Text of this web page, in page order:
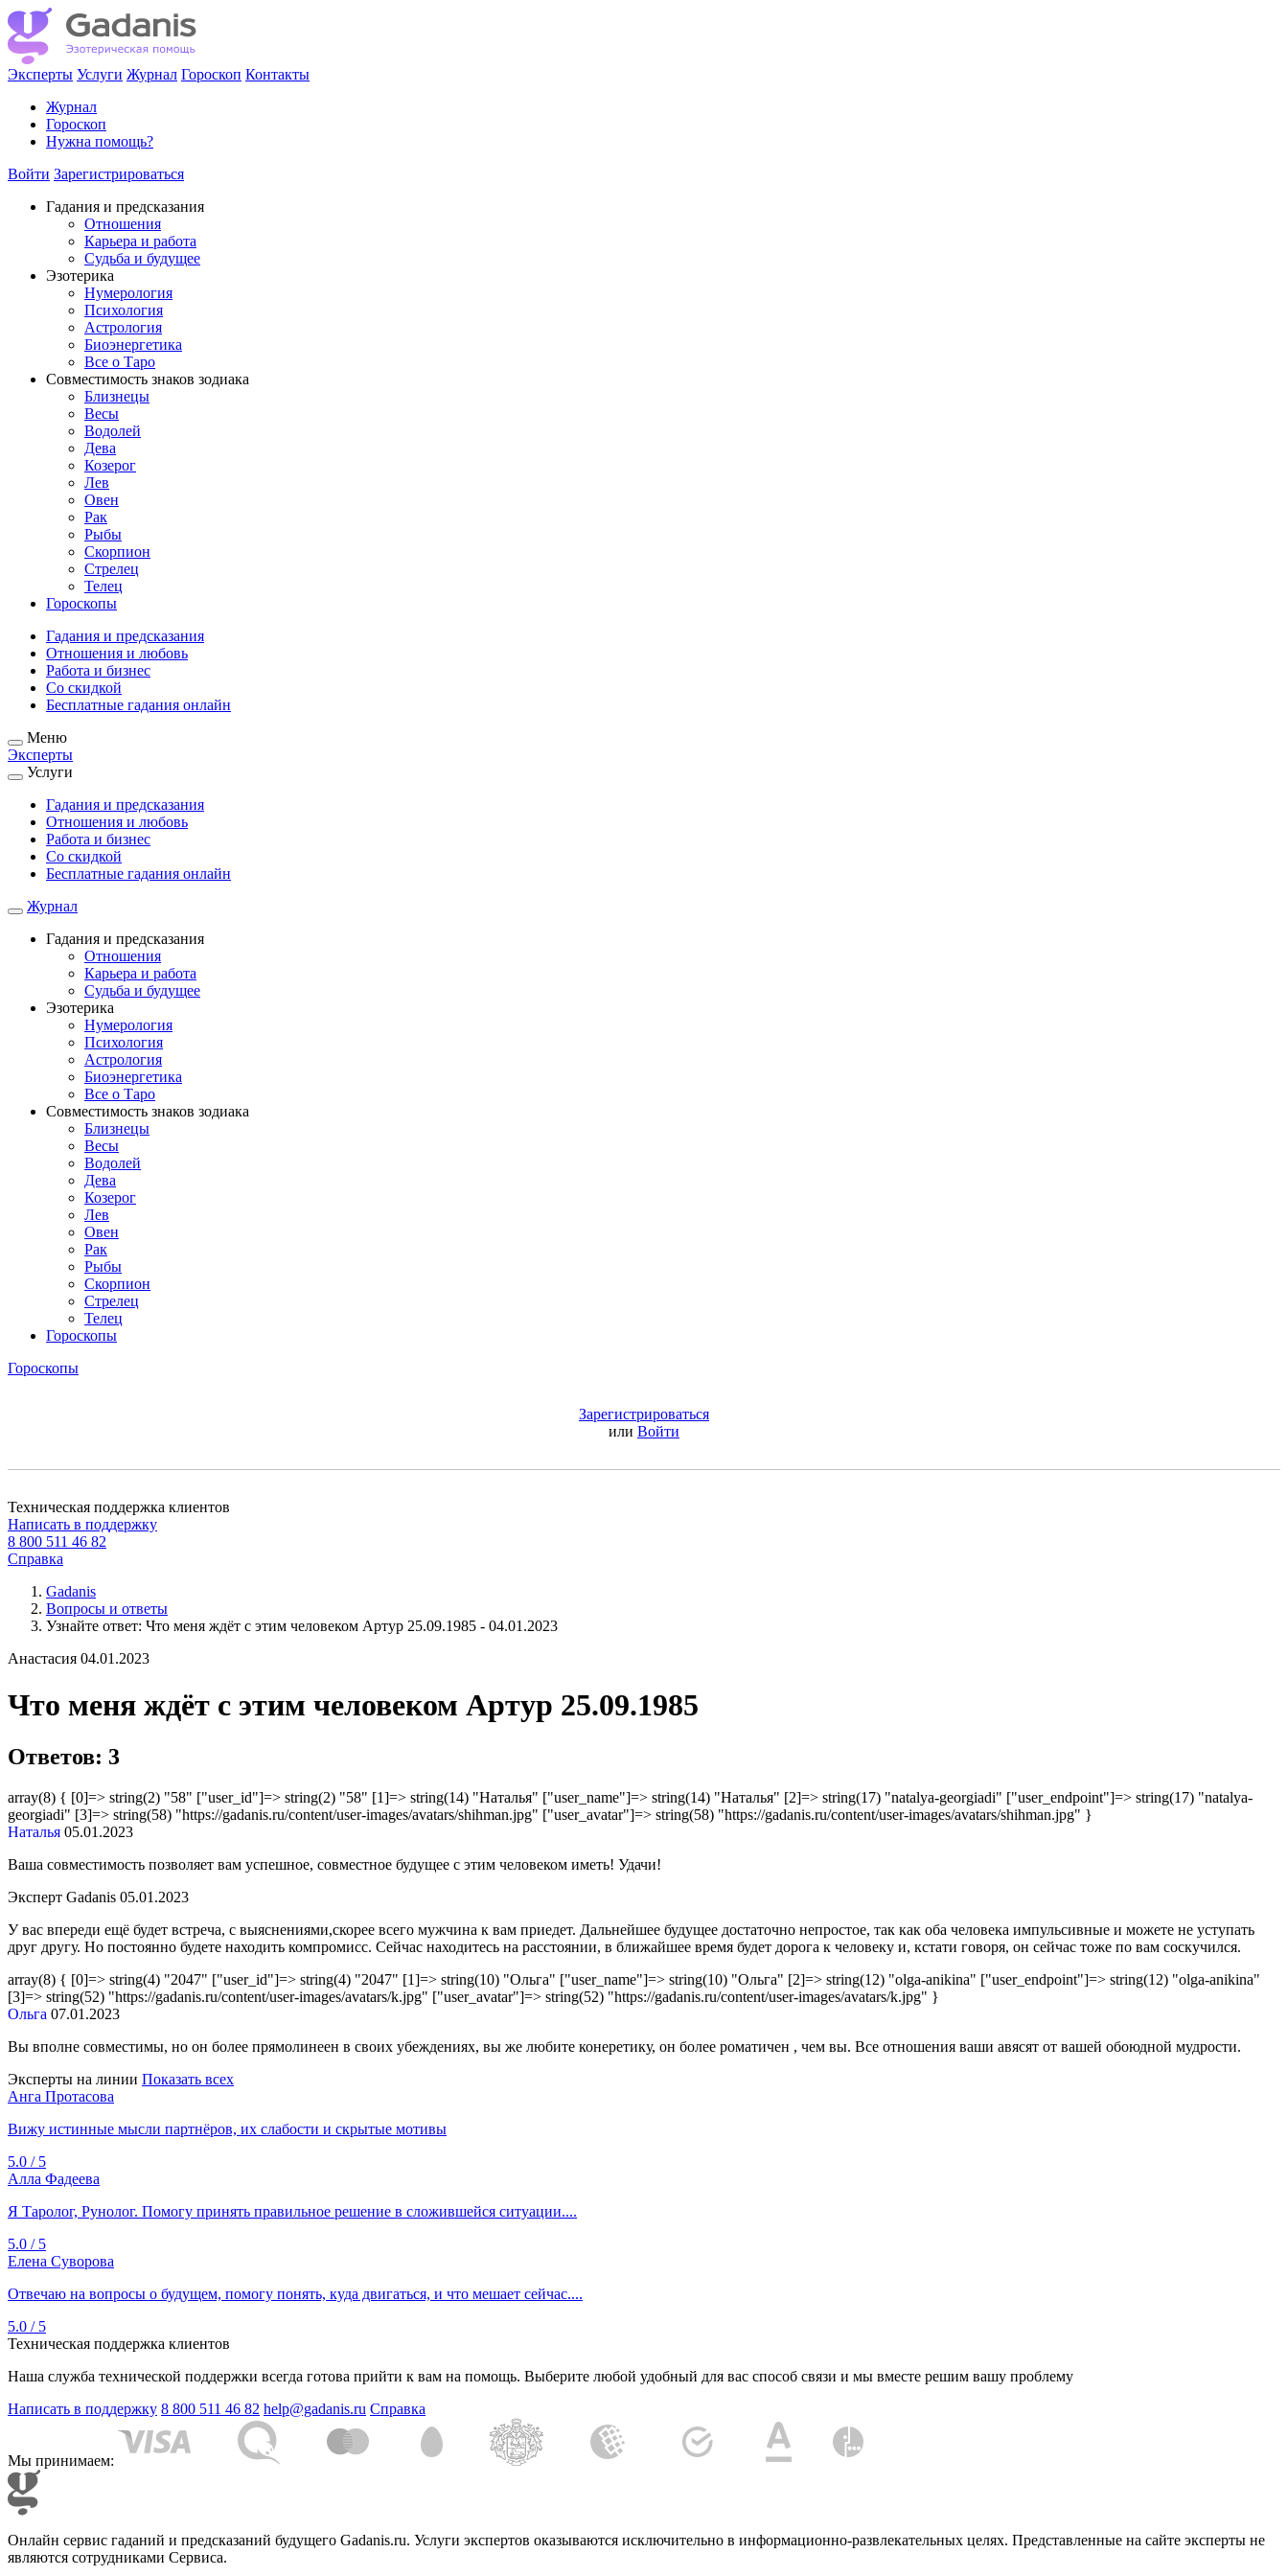
Эксперты Услуги Журнал Гороскоп Контакты
Журнал
Гороскоп
Нужна помощь?
Войти Зарегистрироваться
Гадания и предсказания
Отношения
Карьера и работа
Cудьба и будущее
Эзотерика
Нумерология
Психология
Астрология
Биоэнергетика
Все о Таро
Совместимость знаков зодиака
Близнецы
Весы
Водолей
Дева
Козерог
Лев
Овен
Рак
Рыбы
Скорпион
Стрелец
Телец
Гороскопы
Гадания и предсказания
Отношения и любовь
Работа и бизнес
Со скидкой
Бесплатные гадания онлайн
Меню
Эксперты
Услуги
Гадания и предсказания
Отношения и любовь
Работа и бизнес
Со скидкой
Бесплатные гадания онлайн
Журнал
Гадания и предсказания
Отношения
Карьера и работа
Cудьба и будущее
Эзотерика
Нумерология
Психология
Астрология
Биоэнергетика
Все о Таро
Совместимость знаков зодиака
Близнецы
Весы
Водолей
Дева
Козерог
Лев
Овен
Рак
Рыбы
Скорпион
Стрелец
Телец
Гороскопы
Гороскопы
Зарегистрироваться
или Войти
Техническая поддержка клиентов
Написать в поддержку
8 800 511 46 82
Справка
Gadanis
Вопросы и ответы
Узнайте ответ: Что меня ждёт с этим человеком Артур 25.09.1985 - 04.01.2023
Анастасия 04.01.2023
Что меня ждёт с этим человеком Артур 25.09.1985
Ответов: 3
array(8) { [0]=> string(2) "58" ["user_id"]=> string(2) "58" [1]=> string(14) "Наталья" ["user_name"]=> string(14) "Наталья" [2]=> string(17) "natalya-georgiadi" ["user_endpoint"]=> string(17) "natalya-
georgiadi" [3]=> string(58) "https://gadanis.ru/content/user-images/avatars/shihman.jpg" ["user_avatar"]=> string(58) "https://gadanis.ru/content/user-images/avatars/shihman.jpg" }
Наталья 05.01.2023
Ваша совместимость позволяет вам успешное, совместное будущее с этим человеком иметь! Удачи!
Эксперт Gadanis 05.01.2023
У вас впереди ещё будет встреча, с выяснениями,скорее всего мужчина к вам приедет. Дальнейшее будущее достаточно непростое, так как оба человека импульсивные и можете не уступать
друг другу. Но постоянно будете находить компромисс. Сейчас находитесь на расстоянии, в ближайшее время будет дорога к человеку и, кстати говоря, он сейчас тоже по вам соскучился.
array(8) { [0]=> string(4) "2047" ["user_id"]=> string(4) "2047" [1]=> string(10) "Ольга" ["user_name"]=> string(10) "Ольга" [2]=> string(12) "olga-anikina" ["user_endpoint"]=> string(12) "olga-anikina"
[3]=> string(52) "https://gadanis.ru/content/user-images/avatars/k.jpg" ["user_avatar"]=> string(52) "https://gadanis.ru/content/user-images/avatars/k.jpg" }
Ольга 07.01.2023
Вы вполне совместимы, но он более прямолинеен в своих убеждениях, вы же любите конеретику, он более роматичен , чем вы. Все отношения ваши авясят от вашей обоюдной мудрости.
Эксперты на линии Показать всех
Анга Протасова
Вижу истинные мысли партнёров, их слабости и скрытые мотивы
5.0 / 5
Алла Фадеева
Я Таролог, Рунолог. Помогу принять правильное решение в сложившейся ситуации....
5.0 / 5
Елена Суворова
Отвечаю на вопросы о будущем, помогу понять, куда двигаться, и что мешает сейчас....
5.0 / 5
Техническая поддержка клиентов
Наша служба технической поддержки всегда готова прийти к вам на помощь. Выберите любой удобный для вас способ связи и мы вместе решим вашу проблему
Написать в поддержку 8 800 511 46 82 help@gadanis.ru Справка
Мы принимаем:
Онлайн сервис гаданий и предсказаний будущего Gadanis.ru. Услуги экспертов оказываются исключительно в информационно-развлекательных целях. Представленные на сайте эксперты не
являются сотрудниками Сервиса.